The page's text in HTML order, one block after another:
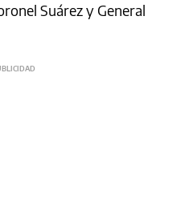
Suárez y General